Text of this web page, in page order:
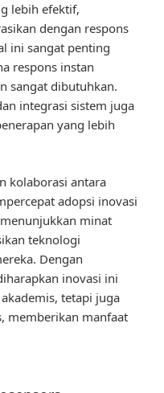
lebih efektif,
dengan respons
ini sangat penting
respons instan
sangat dibutuhkan.
integrasi sistem juga
yang lebih
kolaborasi antara
adopsi inovasi
minat
teknologi
Dengan
inovasi ini
tetapi juga
memberikan manfaat